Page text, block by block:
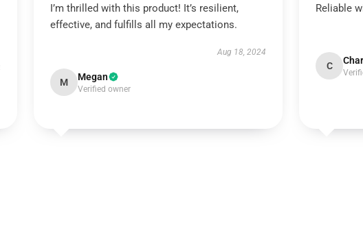
I’m thrilled with this product! It’s resilient,
effective, and fulfills all my expectations.
Aug 18, 2024
M Megan
Verified owner
Reliable
C